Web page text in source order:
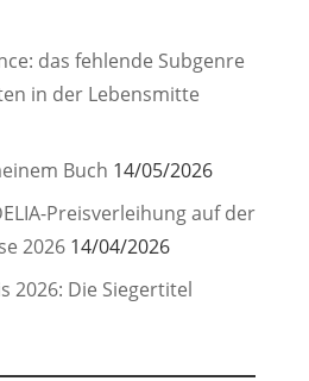
das fehlende Subgenre
in der Lebensmitte
Buch 14/05/2026
Preisverleihung auf der
2026 14/04/2026
2026: Die Siegertitel